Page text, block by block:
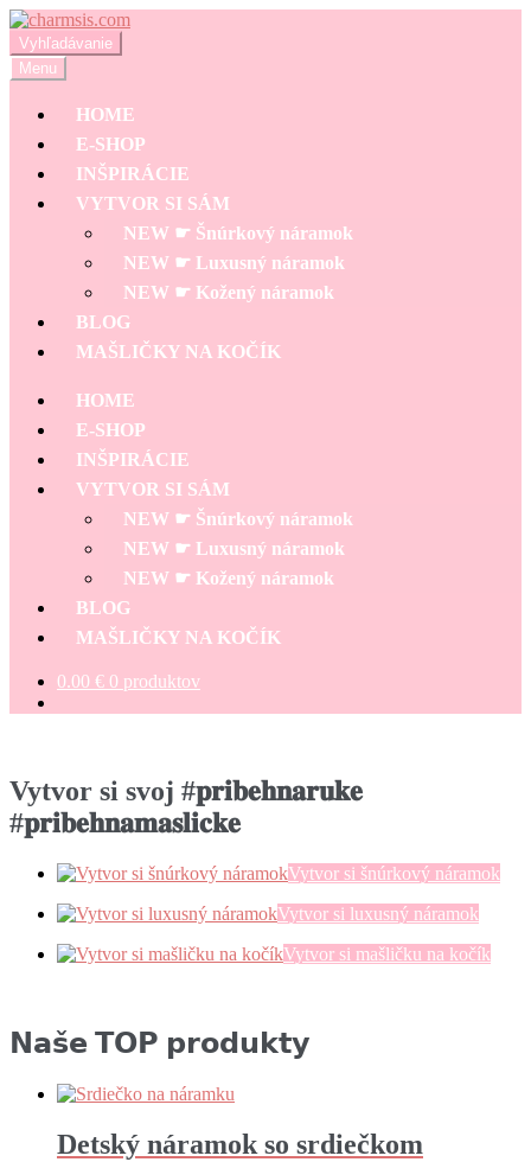
Preskočiť
na
navigáciu
Preskočiť
na
obsah
Hľadať:
Vyhľadávanie
Menu
HOME
E-SHOP
INŠPIRÁCIE
VYTVOR SI SÁM
NEW ☛ Šnúrkový náramok
NEW ☛ Luxusný náramok
NEW ☛ Kožený náramok
BLOG
MAŠLIČKY NA KOČÍK
HOME
E-SHOP
INŠPIRÁCIE
VYTVOR SI SÁM
NEW ☛ Šnúrkový náramok
NEW ☛ Luxusný náramok
NEW ☛ Kožený náramok
BLOG
MAŠLIČKY NA KOČÍK
0.00 € 0 produktov
Vytvor si svoj #𝐩𝐫𝐢𝐛𝐞𝐡𝐧𝐚𝐫𝐮𝐤𝐞
#𝐩𝐫𝐢𝐛𝐞𝐡𝐧𝐚𝐦𝐚𝐬𝐥𝐢𝐜𝐤𝐞
Vytvor si šnúrkový náramok
Vytvor si luxusný náramok
Vytvor si mašličku na kočík
𝗡𝗮𝘀̌𝗲 𝗧𝗢𝗣 𝗽𝗿𝗼𝗱𝘂𝗸𝘁𝘆
Detský náramok so srdiečkom